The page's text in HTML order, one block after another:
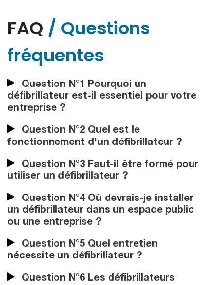
FAQ / Questions
fréquentes
Question N°1 Pourquoi un
défibrillateur est-il essentiel pour votre
entreprise ?
Question N°2 Quel est le
fonctionnement d'un défibrillateur ?
Question N°3 Faut-il être formé pour
utiliser un défibrillateur ?
Question N°4 Où devrais-je installer
un défibrillateur dans un espace public
ou une entreprise ?
Question N°5 Quel entretien
nécessite un défibrillateur ?
Question N°6 Les défibrillateurs